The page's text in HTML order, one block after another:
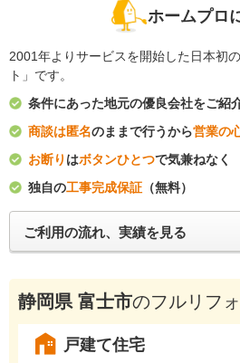
ホームプロ
2001年よりサービスを開始した日本初
ト」です。
条件にあった地元の優良会社をご紹
商談は匿名のままで行うから営業の
お断り はボタンひとつで気兼ねなく
独自の工事完成保証 （無料）
ご利用の流れ、実績を見る
静岡県 富士市のフルリフ
戸建て住宅